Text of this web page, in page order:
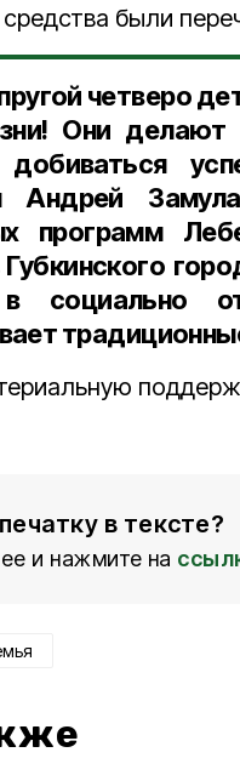
средства были
четверо
Они делают
добиваться
Андрей
программ
социально
в тексте?
и нажмите на